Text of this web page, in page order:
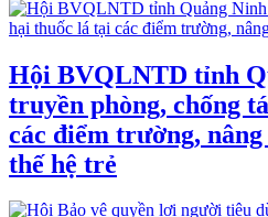
Hội BVQLNTD tỉnh
truyền phòng, chống
các điểm trường,
thế hệ trẻ